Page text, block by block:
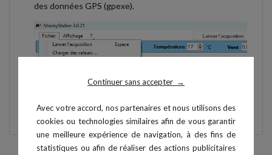
Continuer sans accepter →
Avec votre accord, nos partenaires et nous utilisons des
cookies ou technologies similaires afin de vous garantir
une meilleure expérience de navigation, à des fins de
statistiques ou afin de réaliser des actions publicitaires
des données GPS (gpexe).